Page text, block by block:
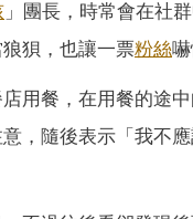
」團長，時常會在社
狽，也讓一票粉絲
用餐，在用餐的途中
，隨後表示「我不